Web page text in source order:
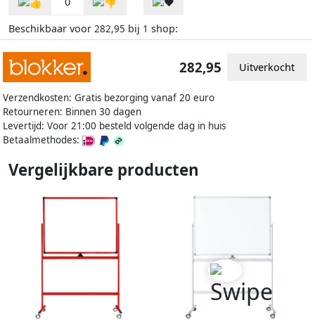
Beschikbaar voor 282,95 bij 1 shop:
Verzendkosten: Gratis bezorging vanaf 20 euro
Retourneren: Binnen 30 dagen
Levertijd: Voor 21:00 besteld volgende dag in huis
Betaalmethodes:
282,95 Uitverkocht
Vergelijkbare producten